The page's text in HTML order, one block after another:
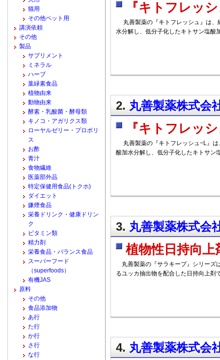
『キトフレッ
丸善製薬の『キトフレッシュ』は、
水分解し、低分子化したキトサン塩酸
2. 丸善製薬株式会
『キトフレッ
丸善製薬の『キトフレッシュ−L』は
酸加水分解し、低分子化したキトサン
3. 丸善製薬株式会
植物性日持向
丸善製薬の『サラキープ』シリーズ
るユッカ抽出物を配合した日持向上
4. 丸善製薬株式会
猫用
その他ペット用
講演依頼
その他
製品
サプリメント
ミネラル
ハーブ
葉緑素食品
植物由来
動物由来
酵素・乳酸菌・酵母類
キノコ・アガリクス類
ローヤルゼリー・プロポリ
ス
お酢
青汁
食物繊維
医薬部外品
特定保健用食品(トクホ)
ダイエット
嫌煙食品
栄養ドリンク・健康ドリン
ク
ビタミン類
精力剤
栄養食品・バランス食品
スーパーフード
（superfoods）
有機JAS
原料
その他
食品添加物
あ行
た行
か行
さ行
な行